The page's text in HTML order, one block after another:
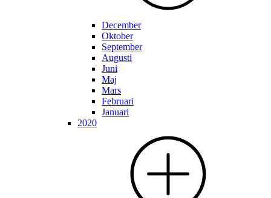
December
Oktober
September
Augusti
Juni
Maj
Mars
Februari
Januari
2020